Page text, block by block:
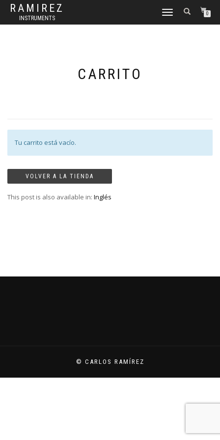
RAMIREZ
INSTRUMENTS
CAMBIAR
0
CARRITO
Tu carrito está vacío.
VOLVER A LA TIENDA
This post is also available in: Inglés
© CARLOS RAMÍREZ